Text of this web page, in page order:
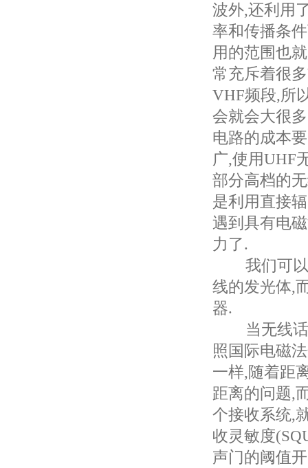
波外,还利用
率和传播条
用的范围也
常充斥着很
VHF频段,所
会就会大很
电路的成本
广,使用UHF
部分高档的
是利用直接
遇到具有电
力了.
我们可以
线的发光体,
器.
当无线话
照国际电磁
一样,随着距
距离的问题,
个接收系统,
收灵敏度
声门的阈值